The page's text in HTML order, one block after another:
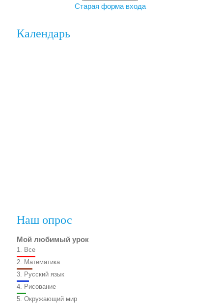
Старая форма входа
Календарь
Наш опрос
Мой любимый урок
1. Все
2. Математика
3. Русский язык
4. Рисование
5. Окружающий мир